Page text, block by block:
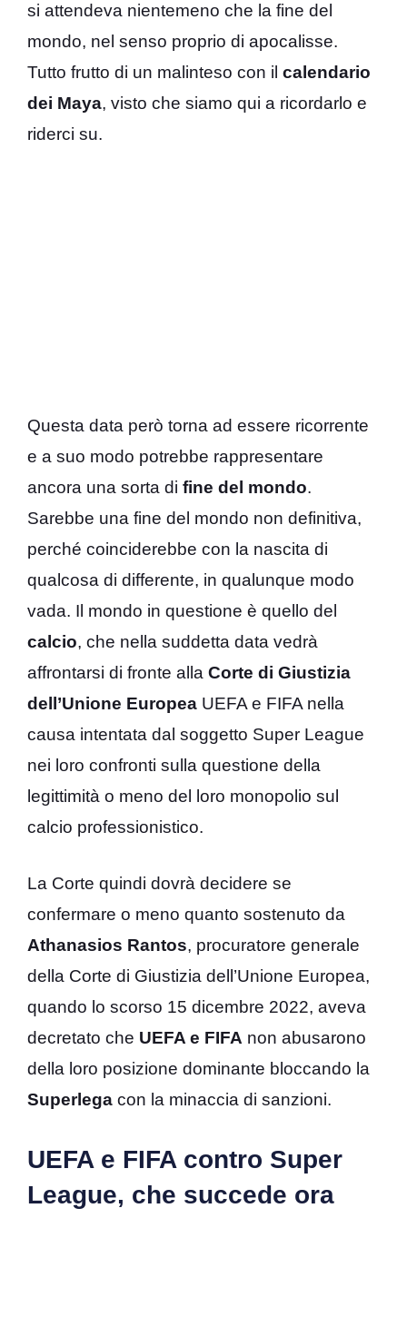
si attendeva nientemeno che la fine del
mondo, nel senso proprio di apocalisse.
Tutto frutto di un malinteso con il calendario
dei Maya, visto che siamo qui a ricordarlo e
riderci su.
Questa data però torna ad essere ricorrente
e a suo modo potrebbe rappresentare
ancora una sorta di fine del mondo.
Sarebbe una fine del mondo non definitiva,
perché coinciderebbe con la nascita di
qualcosa di differente, in qualunque modo
vada. Il mondo in questione è quello del
calcio, che nella suddetta data vedrà
affrontarsi di fronte alla Corte di Giustizia
dell’Unione Europea UEFA e FIFA nella
causa intentata dal soggetto Super League
nei loro confronti sulla questione della
legittimità o meno del loro monopolio sul
calcio professionistico.
La Corte quindi dovrà decidere se
confermare o meno quanto sostenuto da
Athanasios Rantos, procuratore generale
della Corte di Giustizia dell’Unione Europea,
quando lo scorso 15 dicembre 2022, aveva
decretato che UEFA e FIFA non abusarono
della loro posizione dominante bloccando la
Superlega con la minaccia di sanzioni.
UEFA e FIFA contro Super
League, che succede ora